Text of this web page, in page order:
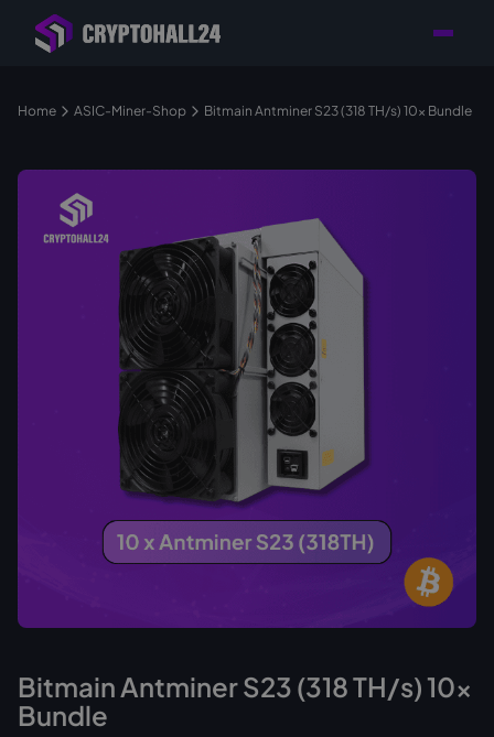
Händler mit Standort
in Deutschland
Ihr Mining-Projekt
Ansprechpartner
Home ASIC-Miner-Shop Bitmain Antminer S23 (318 TH/s) 10x Bundle
Bitmain Antminer S23 (318 TH/s) 10x
Bundle